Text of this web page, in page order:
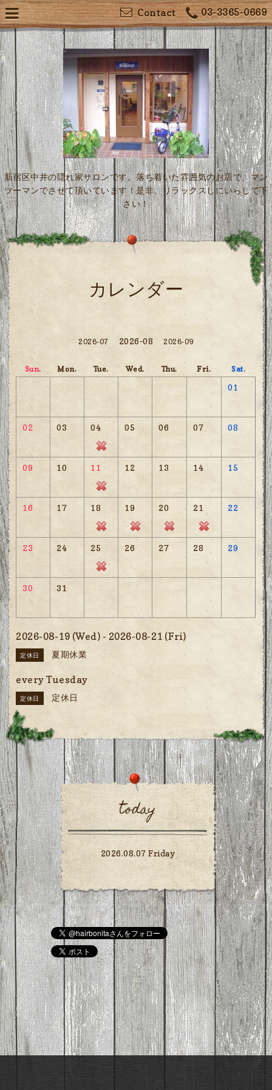
03-3365-0669
Contact
新宿区中井の隠れ家サロンです。落ち着いた雰囲気のお店で、マン
ツーマンでさせて頂いています！是非、リラックスしにいらして下
さい！
カレンダー
2026-07 2026-08 2026-09
Sun. Mon. Tue. Wed. Thu. Fri. Sat.
01
02 03 04 05 06 07 08
09 10 11 12 13 14 15
16 17 18 19 20 21 22
23 24 25 26 27 28 29
30 31
2026-08-19 (Wed) - 2026-08-21 (Fri)
定休日 夏期休業
every Tuesday
定休日 定休日
today
2026.08.07 Friday